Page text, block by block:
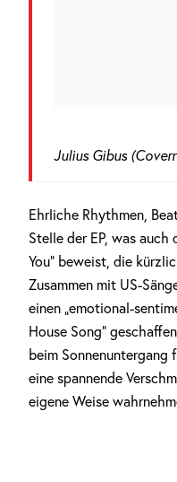
Julius Gibus
Ehrliche Rhythmen,
Stelle der EP, was auch
You“ beweist, die
Zusammen mit US-
einen „emotional-
House Song“
beim
eine spannende
eigene Weise